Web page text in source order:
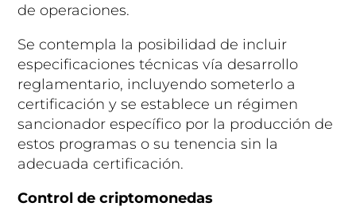
de operaciones.
Se contempla la posibilidad de incluir
especificaciones técnicas vía desarrollo
reglamentario, incluyendo someterlo a
certificación y se establece un régimen
sancionador específico por la producción de
estos programas o su tenencia sin la
adecuada certificación.
Control de criptomonedas